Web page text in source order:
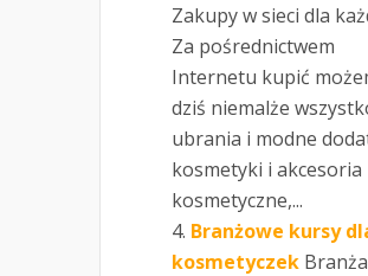
Zakupy w sieci dla
Za pośrednictwem
Internetu kupić
dziś niemalże
ubrania i modne
kosmetyki i akcesoria
kosmetyczne,...
Branżowe kursy
kosmetyczek Branża